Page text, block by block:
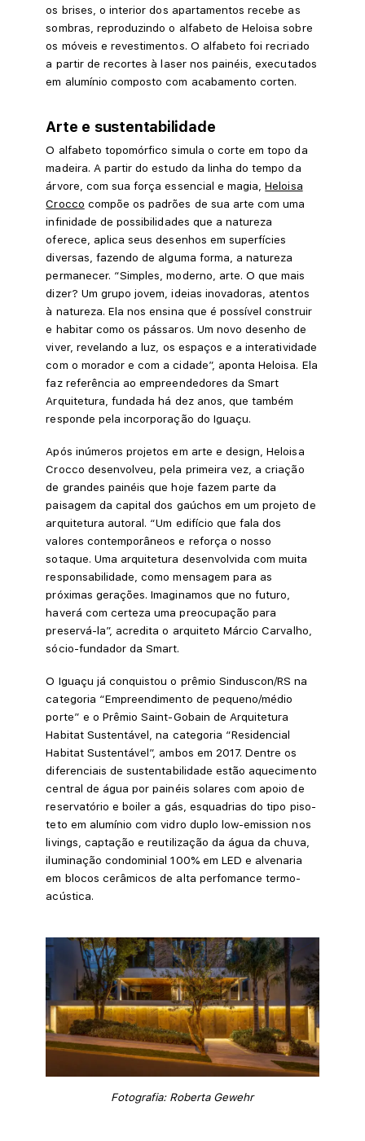
os brises, o interior dos apartamentos recebe as
sombras, reproduzindo o alfabeto de Heloisa sobre
os móveis e revestimentos. O alfabeto foi recriado
a partir de recortes à laser nos painéis, executados
em alumínio composto com acabamento corten.
Arte e sustentabilidade
O alfabeto topomórfico simula o corte em topo da
madeira. A partir do estudo da linha do tempo da
árvore, com sua força essencial e magia,Heloisa
Crocco compõe os padrões de sua arte com uma
infinidade de possibilidades que a natureza
oferece, aplica seus desenhos em superfícies
diversas, fazendo de alguma forma, a natureza
permanecer. “Simples, moderno, arte. O que mais
dizer? Um grupo jovem, ideias inovadoras, atentos
à natureza. Ela nos ensina que é possível construir
e habitar como os pássaros. Um novo desenho de
viver, revelando a luz, os espaços e a interatividade
com o morador e com a cidade”, aponta Heloisa. Ela
faz referência ao empreendedores da Smart
Arquitetura, fundada há dez anos, que também
responde pela incorporação do Iguaçu.
Após inúmeros projetos em arte e design, Heloisa
Crocco desenvolveu, pela primeira vez, a criação
de grandes painéis que hoje fazem parte da
paisagem da capital dos gaúchos em um projeto de
arquitetura autoral. “Um edifício que fala dos
valores contemporâneos e reforça o nosso
sotaque. Uma arquitetura desenvolvida com muita
responsabilidade, como mensagem para as
próximas gerações. Imaginamos que no futuro,
haverá com certeza uma preocupação para
preservá-la”, acredita o arquiteto Márcio Carvalho,
sócio-fundador da Smart.
O Iguaçu já conquistou o prêmio Sinduscon/RS na
categoria “Empreendimento de pequeno/médio
porte” e o Prêmio Saint-Gobain de Arquitetura
Habitat Sustentável, na categoria “Residencial
Habitat Sustentável”, ambos em 2017. Dentre os
diferenciais de sustentabilidade estão aquecimento
central de água por painéis solares com apoio de
reservatório e boiler a gás, esquadrias do tipo piso-
teto em alumínio com vidro duplo low-emission nos
livings, captação e reutilização da água da chuva,
iluminação condominial 100% em LED e alvenaria
em blocos cerâmicos de alta perfomance termo-
acústica.
Fotografia: Roberta Gewehr